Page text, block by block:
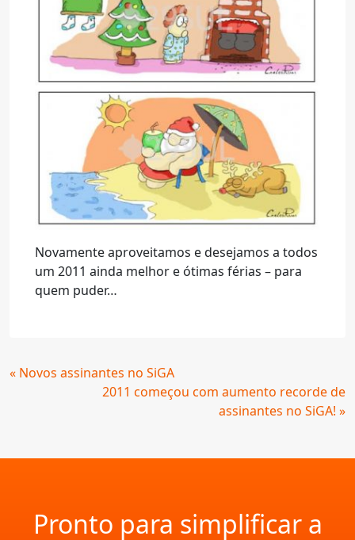
Novamente aproveitamos e desejamos a todos
um 2011 ainda melhor e ótimas férias – para
quem puder…
Continue
« Novos assinantes no SiGA
2011 começou com aumento recorde de
assinantes no SiGA! »
Pronto para simplificar a